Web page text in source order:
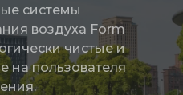
системы
воздуха Form
чистые и
на пользователя